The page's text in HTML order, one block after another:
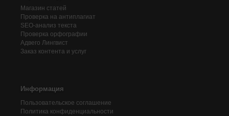
Магазин статей
Проверка на антиплагиат
SEO-анализ текста
Проверка орфографии
Адвего Лингвист
Заказ контента и услуг
Информация
Пользовательское соглашение
Политика конфиденциальности